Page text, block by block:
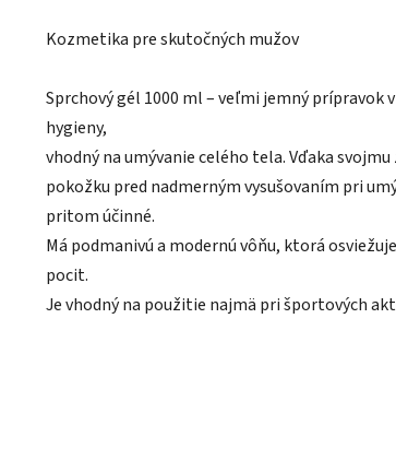
Kozmetika pre skutočných mužov
Sprchový gél 1000 ml – veľmi jemný prípravok
hygieny,
vhodný na umývanie celého tela. Vďaka
pokožku pred nadmerným vysušovaním pri
pritom účinné.
Má podmanivú a modernú vôňu, ktorá
pocit.
Je vhodný na použitie najmä pri športových